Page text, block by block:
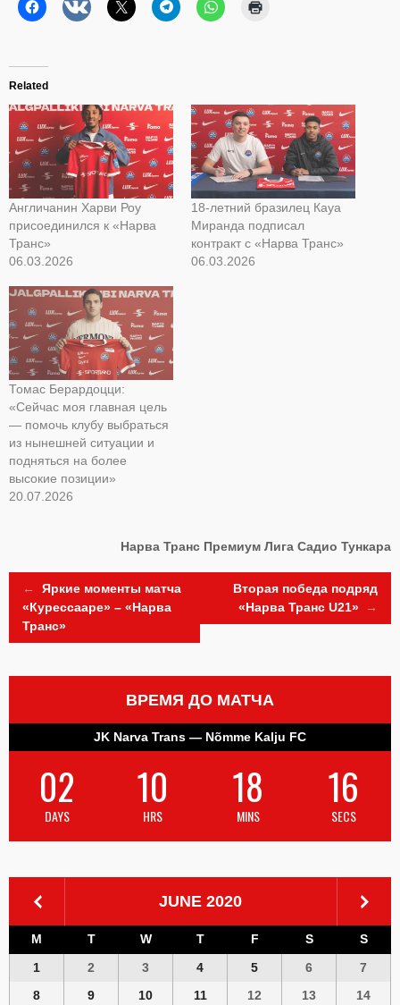
Related
Англичанин Харви Роу
присоединился к «Нарва
Транс»
06.03.2026
18-летний бразилец Кауа
Миранда подписал
контракт с «Нарва Транс»
06.03.2026
Томас Берардоцци:
«Сейчас моя главная цель
— помочь клубу выбраться
из нынешней ситуации и
подняться на более
высокие позиции»
20.07.2026
Нарва Транс Премиум Лига Садио Тункара
Post
navigation
←
Яркие моменты матча
«Курессааре» – «Нарва
Транс»
Вторая победа подряд
«Нарва Транс U21»
→
ВРЕМЯ ДО МАТЧА
JK Narva Trans — Nõmme Kalju FC
02
DAYS
10
HRS
18
MINS
15
SECS
JUNE 2020
M T W T F S
S
1
2 3 4 5 6
7
8
9 10 11 12 13 14